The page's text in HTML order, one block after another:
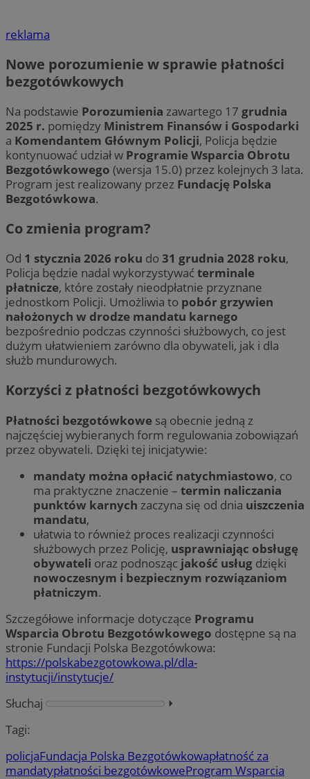
reklama
Nowe porozumienie w sprawie płatności
bezgotówkowych
Na podstawie Porozumienia zawartego 17 grudnia
2025 r. pomiędzy Ministrem Finansów i Gospodarki
a Komendantem Głównym Policji, Policja będzie
kontynuować udział w Programie Wsparcia Obrotu
Bezgotówkowego (wersja 15.0) przez kolejnych 3 lata.
Program jest realizowany przez Fundację Polska
Bezgotówkowa.
Co zmienia program?
Od 1 stycznia 2026 roku do31 grudnia 2028 roku,
Policja będzie nadal wykorzystywaćterminale
płatnicze, które zostały nieodpłatnie przyznane
jednostkom Policji. Umożliwia to pobór grzywien
nałożonych w drodze mandatu karnego
bezpośrednio podczas czynności służbowych, co jest
dużym ułatwieniem zarówno dla obywateli, jak i dla
służb mundurowych.
Korzyści z płatności bezgotówkowych
Płatności bezgotówkowe są obecnie jedną z
najczęściej wybieranych form regulowania zobowiązań
przez obywateli. Dzięki tej inicjatywie:
mandaty można opłacić natychmiastowo, co
ma praktyczne znaczenie – termin naliczania
punktów karnych zaczyna się od dnia uiszczenia
mandatu,
ułatwia to również proces realizacji czynności
służbowych przez Policję, usprawniając obsługę
obywateli oraz podnosząc jakość usług dzięki
nowoczesnym i bezpiecznym rozwiązaniom
płatniczym.
Szczegółowe informacje dotyczące Programu
Wsparcia Obrotu Bezgotówkowego dostępne są na
stronie Fundacji Polska Bezgotówkowa:
https://polskabezgotowkowa.pl/dla-
instytucji/instytucje/
Słuchaj
⏵︎
Tagi:
policjaFundacja Polska Bezgotówkowapłatność za
mandatypłatności bezgotówkoweProgram Wsparcia